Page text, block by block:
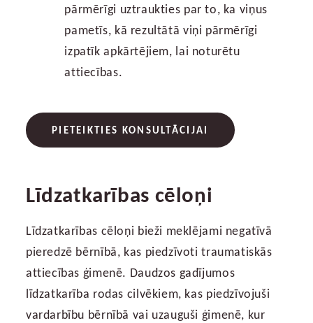
pārmērīgi uztraukties par to, ka viņus
pametīs, kā rezultātā viņi pārmērīgi
izpatīk apkārtējiem, lai noturētu
attiecības.
PIETEIKTIES KONSULTĀCIJAI
Līdzatkarības cēloņi
Līdzatkarības cēloņi bieži meklējami negatīvā
pieredzē bērnībā, kas piedzīvoti traumatiskās
attiecības ģimenē. Daudzos gadījumos
līdzatkarība rodas cilvēkiem, kas piedzīvojuši
vardarbību bērnībā vai uzauguši ģimenē, kur